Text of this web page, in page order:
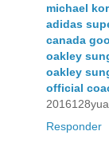
michael
adidas
canada
oakley
oakley
official
Responder